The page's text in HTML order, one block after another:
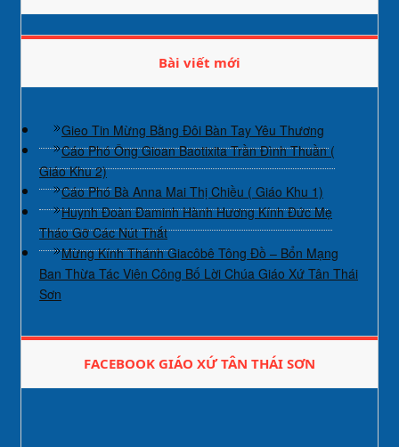
Bài viết mới
Gieo Tin Mừng Bằng Đôi Bàn Tay Yêu Thương
Cáo Phó Ông Gioan Baotixita Trần Đình Thuần (
Giáo Khu 2)
Cáo Phó Bà Anna Mai Thị Chiều ( Giáo Khu 1)
Huynh Đoàn Đaminh Hành Hương Kính Đức Mẹ
Tháo Gỡ Các Nút Thắt
Mừng Kính Thánh Giacôbê Tông Đồ – Bổn Mạng
Ban Thừa Tác Viên Công Bố Lời Chúa Giáo Xứ Tân Thái
Sơn
FACEBOOK GIÁO XỨ TÂN THÁI SƠN